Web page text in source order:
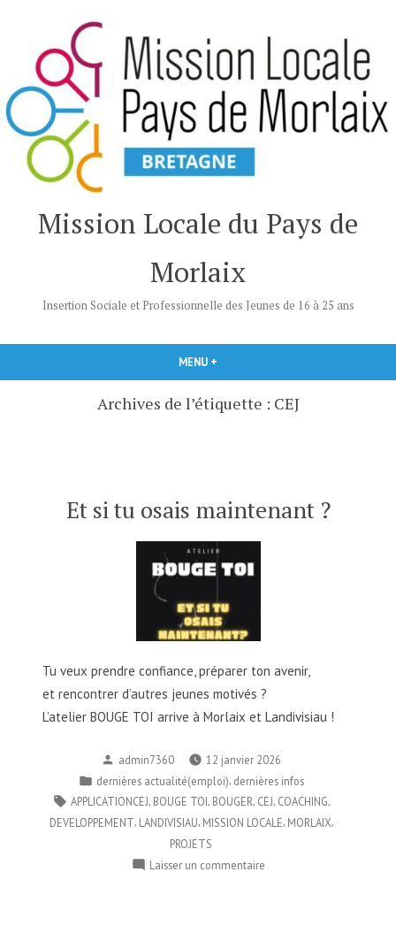
contenu
Mission Locale du Pays de
Morlaix
Insertion Sociale et Professionnelle des Jeunes de 16 à 25 ans
MENU +
Archives de l’étiquette : CEJ
Et si tu osais maintenant ?
Tu veux prendre confiance, préparer ton avenir,
et rencontrer d’autres jeunes motivés ?
L’atelier BOUGE TOI arrive à Morlaix et Landivisiau !
Publié
par
admin7360
12 janvier 2026
Publié
dans
dernières actualité(emploi) dernières infos
Étiquettes :
APPLICATIONCEJ BOUGE TOI BOUGER CEJ COACHING
DEVELOPPEMENT, LANDIVISIAU, MISSION LOCALE, MORLAIX,
PROJETS
Laisser un commentairesur